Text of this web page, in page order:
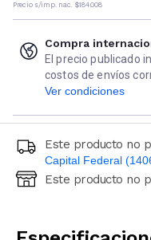
Precio s/imp. nac. $184.008
Compra
El precio publicado
costos de envíos
Ver condiciones
Este producto no
Capital Federal
Ingresá código
Este producto no